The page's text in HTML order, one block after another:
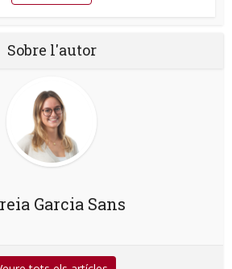
Sobre l'autor
Garcia Sans